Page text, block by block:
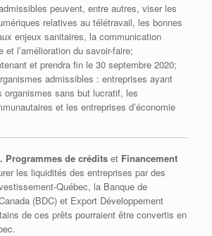
peuvent, entre autres, viser les
relatives au télétravail, les bonnes
enjeux sanitaires, la communication
et l’amélioration du savoir-faire;
et prendra fin le 30 septembre 2020;
admissibles : entreprises ayant
organismes sans but lucratif, les
et les entreprises d’économie
. Programmes de crédits et Financement
les liquidités des entreprises par des
Québec, la Banque de
(BDC) et Export Développement
de ces prêts pourraient être convertis en